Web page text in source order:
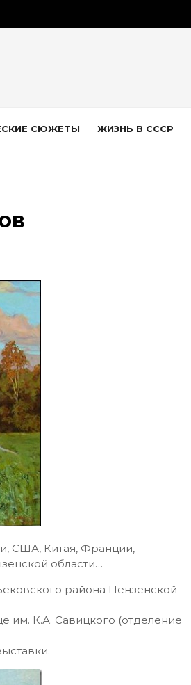
СЮЖЕТЫ ЖИЗНЬ В СССР
США, Китая, Франции,
области…
района Пензенской
им. К.А. Савицкого (отделение